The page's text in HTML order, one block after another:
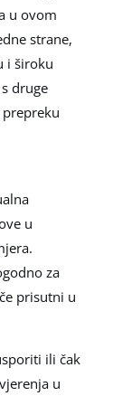
u ovom
strane,
i široku
druge
u
za
prisutni u
ili čak
u